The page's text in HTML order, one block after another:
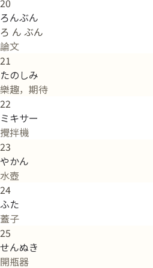
20
ろんぶん
ろ ん ぶん
論文
21
たのしみ
樂趣，期待
22
ミキサー
攪拌機
23
やかん
水壺
24
ふた
蓋子
25
せんぬき
開瓶器